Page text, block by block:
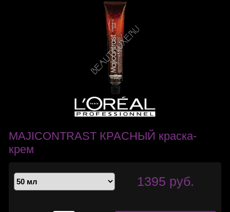
MAJICONTRAST КРАСНЫЙ краска-
крем
1395 руб.